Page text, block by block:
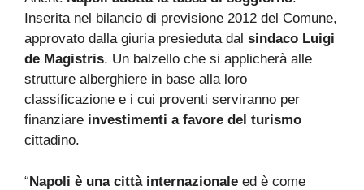
Inserita nel bilancio di previsione 2012 del Comune,
approvato dalla giuria presieduta dal sindaco Luigi
de Magistris. Un balzello che si applicherà alle
strutture alberghiere in base alla loro
classificazione e i cui proventi serviranno per
finanziare investimenti a favore del turismo
cittadino.
“Napoli è una città internazionale ed è come